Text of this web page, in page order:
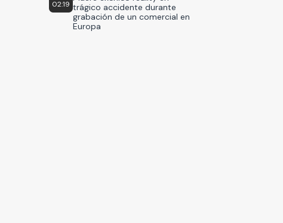
02:19 trágico accidente durante
grabación de un comercial en
Europa